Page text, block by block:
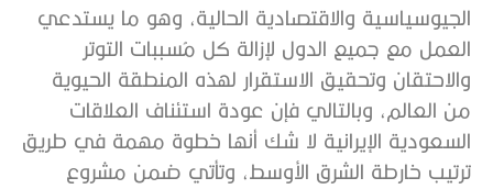
الجيوسياسية والاقتصادية الحالية، وهو ما يستدعي
العمل مع جميع الدول لإزالة كل مُسببات التوتر
والاحتقان وتحقيق الاستقرار لهذه المنطقة الحيوية
من العالم، وبالتالي فإن عودة استئناف العلاقات
السعودية الإيرانية لا شك أنها خطوة مهمة في طريق
ترتيب خارطة الشرق الأوسط، وتأتي ضمن مشروع